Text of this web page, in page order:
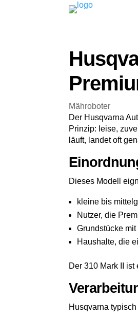
Mähroboter
Der Husqvarna
Prinzip: leise,
läuft, landet oft
Dieses Modell
kleine bis
Nutzer, die
Grundstücke
Haushalte, die
Der 310 Mark II
Husqvarna